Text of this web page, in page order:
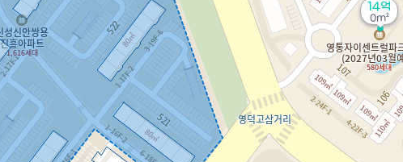
14억
0m²